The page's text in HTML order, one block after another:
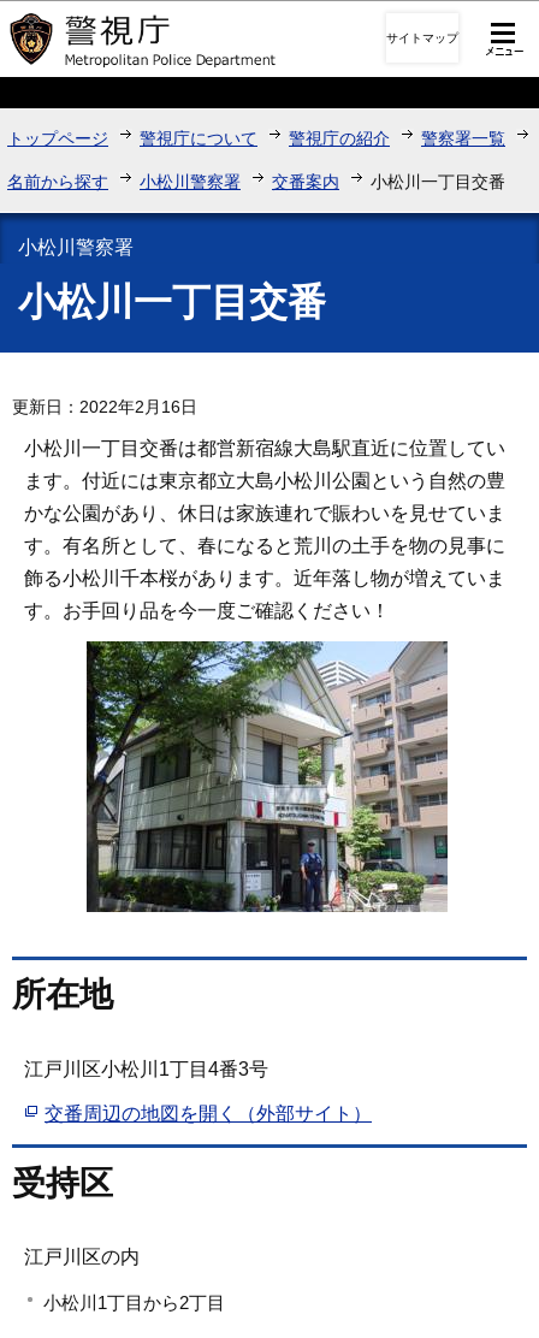
このページの本文へ移動
サイトマップ
トップページ 警視庁について 警視庁の紹介 警察署一覧
名前から探す 小松川警察署 交番案内 小松川一丁目交番
小松川警察署
小松川一丁目交番
更新日：2022年2月16日
小松川一丁目交番は都営新宿線大島駅直近に位置してい
ます。付近には東京都立大島小松川公園という自然の豊
かな公園があり、休日は家族連れで賑わいを見せていま
す。有名所として、春になると荒川の土手を物の見事に
飾る小松川千本桜があります。近年落し物が増えていま
す。お手回り品を今一度ご確認ください！
所在地
江戸川区小松川1丁目4番3号
交番周辺の地図を開く（外部サイト）
受持区
江戸川区の内
小松川1丁目から2丁目